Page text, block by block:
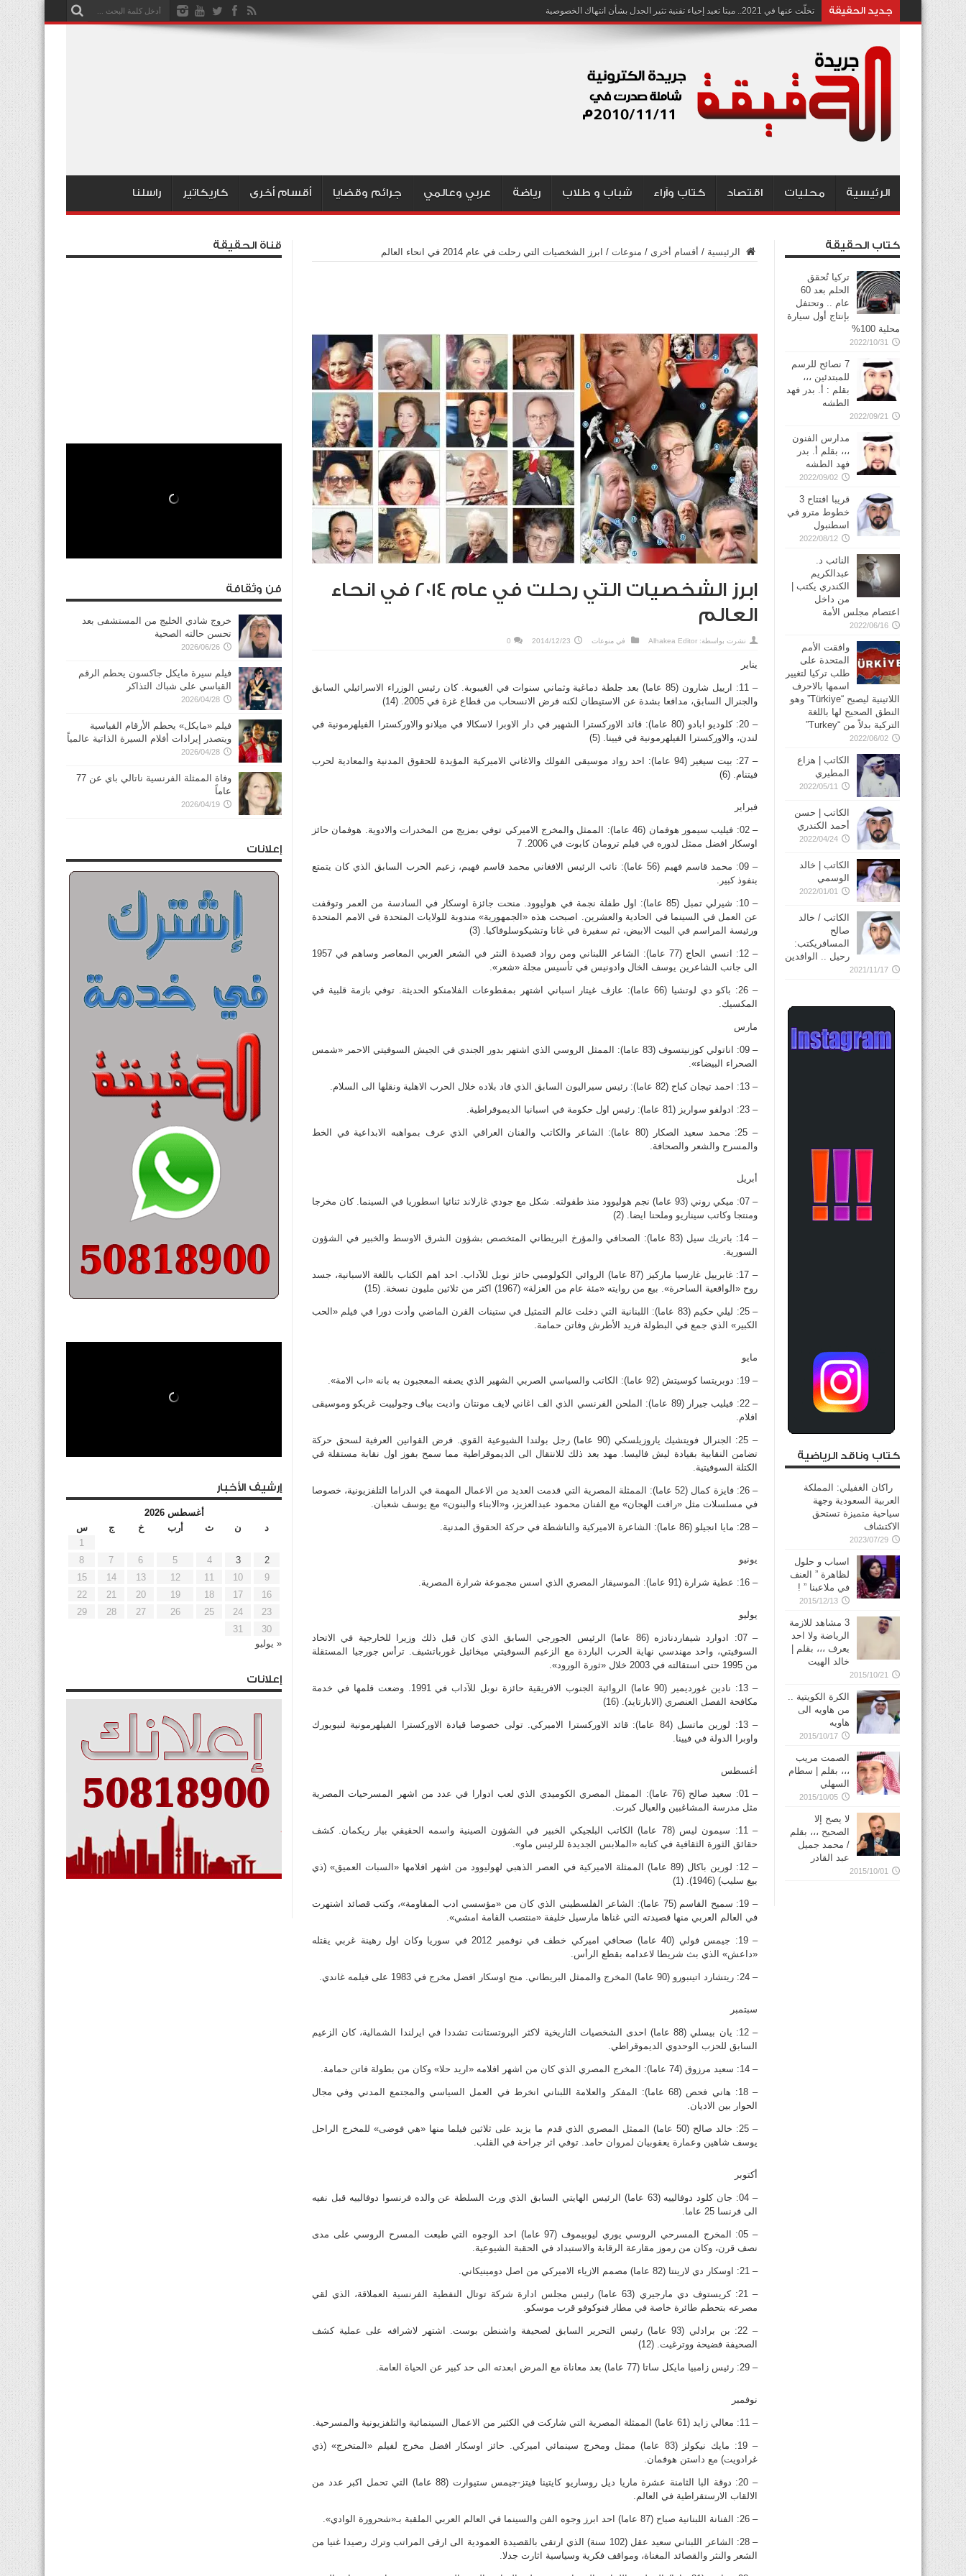
جديد الحقيقة تخلّت عنها في 2021.. ميتا تعيد إحياء تقنية تثير الجدل بشأن انتهاك الخصوصية
الرئيسية محليات اقتصاد كتاب وآراء شباب و طلاب رياضة عربي وعالمي جرائم وقضايا أقسام أخرى كاريكاتير راسلنا
الرئيسية / أقسام أخرى / منوعات / ابرز الشخصيات التي رحلت في عام 2014 في انحاء العالم
ابرز الشخصيات التي رحلت في عام 2014 في انحاء
العالم
نشرت بواسطة: Alhakea Editor في منوعات 2014/12/23
0
يناير
– 11: ارييل شارون (85 عاما) بعد جلطة دماغية وثماني سنوات في الغيبوبة. كان رئيس الوزراء الاسرائيلي السابق
والجنرال السابق، مدافعا بشدة عن الاستيطان لكنه فرض الانسحاب من قطاع غزة في 2005. (14)
– 20: كلوديو ابادو (80 عاما): قائد الاوركسترا الشهير في دار الاوبرا لاسكالا في ميلانو والاوركسترا الفيلهرمونية في
لندن، والاوركسترا الفيلهرمونية في فيينا. (5)
– 27: بيت سيغير (94 عاما): احد رواد موسيقى الفولك والاغاني الاميركية المؤيدة للحقوق المدنية والمعادية لحرب
فيتنام. (6)
فبراير
– 02: فيليب سيمور هوفمان (46 عاما): الممثل والمخرج الاميركي توفي بمزيج من المخدرات والادوية. هوفمان حائز
اوسكار افضل ممثل لدوره في فيلم ترومان كابوت في 2006. 7
– 09: محمد قاسم فهيم (56 عاما): نائب الرئيس الافغاني محمد قاسم فهيم، زعيم الحرب السابق الذي كان يتمتع
بنفوذ كبير.
– 10: شيرلي تمبل (85 عاما): اول طفلة نجمة في هوليوود. منحت جائزة اوسكار في السادسة من العمر وتوقفت
عن العمل في السينما في الحادية والعشرين. اصبحت هذه «الجمهورية» مندوبة للولايات المتحدة في الامم المتحدة
ورئيسة المراسم في البيت الابيض، ثم سفيرة في غانا وتشيكوسلوفاكيا. (3)
– 12: انسي الحاج (77 عاما): الشاعر اللبناني ومن رواد قصيدة النثر في الشعر العربي المعاصر وساهم في 1957
الى جانب الشاعرين يوسف الخال وادونيس في تأسيس مجلة «شعر».
– 26: باكو دي لوتشيا (66 عاما): عازف غيتار اسباني اشتهر بمقطوعات الفلامنكو الحديثة. توفي بازمة قلبية في
المكسيك.
مارس
– 09: اناتولي كوزنيتسوف (83 عاما): الممثل الروسي الذي اشتهر بدور الجندي في الجيش السوفيتي الاحمر «شمس
الصحراء البيضاء».
– 13: احمد تيجان كباح (82 عاما): رئيس سيراليون السابق الذي قاد بلاده خلال الحرب الاهلية ونقلها الى السلام.
– 23: ادولفو سواريز (81 عاما): رئيس اول حكومة في اسبانيا الديموقراطية.
– 25: محمد سعيد الصكار (80 عاما): الشاعر والكاتب والفنان العراقي الذي عرف بمواهبه الابداعية في الخط
والمسرح والشعر والصحافة.
أبريل
– 07: ميكي روني (93 عاما) نجم هوليوود منذ طفولته. شكل مع جودي غارلاند ثنائيا اسطوريا في السينما. كان مخرجا
ومنتجا وكاتب سيناريو وملحنا ايضا. (2)
– 14: باتريك سيل (83 عاما): الصحافي والمؤرخ البريطاني المتخصص بشؤون الشرق الاوسط والخبير في الشؤون
السورية.
– 17: غابرييل غارسيا ماركيز (87 عاما) الروائي الكولومبي حائز نوبل للآداب. احد اهم الكتاب باللغة الاسبانية، جسد
روح «الواقعية الساحرة». بيع من روايته «مئة عام من العزلة» (1967) اكثر من ثلاثين مليون نسخة. (15)
– 25: ليلي حكيم (83 عاما): اللبنانية التي دخلت عالم التمثيل في ستينات القرن الماضي وأدت دورا في فيلم «الحب
الكبير» الذي جمع في البطولة فريد الأطرش وفاتن حمامة.
مايو
– 19: دوبريتسا كوسيتش (92 عاما): الكاتب والسياسي الصربي الشهير الذي يصفه المعجبون به بانه «اب الامة».
– 22: فيليب جيرار (89 عاما): الملحن الفرنسي الذي الف اغاني لايف مونتان واديت بياف وجولييت غريكو وموسيقى
افلام.
– 25: الجنرال فويتشيك ياروزيلسكي (90 عاما) رجل بولندا الشيوعية القوي. فرض القوانين العرفية لسحق حركة
تضامن النقابية بقيادة ليش فاليسا. مهد بعد ذلك للانتقال الى الديموقراطية مما سمح بفوز اول نقابة مستقلة في
الكتلة السوفيتية.
– 26: فايزة كمال (52 عاما): الممثلة المصرية التي قدمت العديد من الاعمال المهمة في الدراما التلفزيونية، خصوصا
في مسلسلات مثل «رافت الهجان» مع الفنان محمود عبدالعزيز، و«الابناء والبنون» مع يوسف شعبان.
– 28: مايا انجيلو (86 عاما): الشاعرة الاميركية والناشطة في حركة الحقوق المدنية.
يونيو
– 16: عطية شرارة (91 عاما): الموسيقار المصري الذي اسس مجموعة شرارة المصرية.
يوليو
– 07: ادوارد شيفاردنادزه (86 عاما) الرئيس الجورجي السابق الذي كان قبل ذلك وزيرا للخارجية في الاتحاد
السوفيتي، واحد مهندسي نهاية الحرب الباردة مع الزعيم السوفيتي ميخائيل غورباتشيف. ترأس جورجيا المستقلة
من 1995 حتى استقالته في 2003 خلال «ثورة الورود».
– 13: نادين غورديمير (90 عاما) الروائية الجنوب الافريقية حائزة نوبل للآداب في 1991. وضعت قلمها في خدمة
مكافحة الفصل العنصري (الابارتايد). (16)
– 13: لورين ماتسل (84 عاما): قائد الاوركسترا الاميركي. تولى خصوصا قيادة الاوركسترا الفيلهرمونية لنيويورك
واوبرا الدولة في فيينا.
أغسطس
– 01: سعيد صالح (76 عاما): الممثل المصري الكوميدي الذي لعب ادوارا في عدد من اشهر المسرحيات المصرية
مثل مدرسة المشاغبين والعيال كبرت.
– 11: سيمون ليس (78 عاما) الكاتب البلجيكي الخبير في الشؤون الصينية واسمه الحقيقي بيار ريكمان. كشف
حقائق الثورة الثقافية في كتابه «الملابس الجديدة للرئيس ماو».
– 12: لورين باكال (89 عاما) الممثلة الاميركية في العصر الذهبي لهوليوود من اشهر افلامها «السبات العميق» (ذي
بيغ سليب) (1946). (1)
– 19: سميح القاسم (75 عاما): الشاعر الفلسطيني الذي كان من «مؤسسي ادب المقاومة»، وكتب قصائد اشتهرت
في العالم العربي منها قصيدته التي غناها مارسيل خليفة «منتصب القامة امشي».
– 19: جيمس فولي (40 عاما) صحافي اميركي خطف في نوفمبر 2012 في سوريا وكان اول رهينة غربي يقتله
«داعش» الذي بث شريطا لاعدامه بقطع الرأس.
– 24: ريتشارد اتينبورو (90 عاما) المخرج والممثل البريطاني. منح اوسكار افضل مخرج في 1983 على فيلمه غاندي.
سبتمبر
– 12: يان بيسلي (88 عاما) احدى الشخصيات التاريخية لاكثر البروتستانت تشددا في ايرلندا الشمالية، كان الزعيم
السابق للحزب الوحدوي الديموقراطي.
– 14: سعيد مرزوق (74 عاما): المخرج المصري الذي كان من اشهر افلامه «اريد حلا» وكان من بطولة فاتن حمامة.
– 18: هاني فحص (68 عاما): المفكر والعلامة اللبناني انخرط في العمل السياسي والمجتمع المدني وفي مجال
الحوار بين الاديان.
– 25: خالد صالح (50 عاما) الممثل المصري الذي قدم ما يزيد على ثلاثين فيلما منها «هي فوضى» للمخرج الراحل
يوسف شاهين وعمارة يعقوبيان لمروان حامد. توفي اثر جراحة في القلب.
أكتوبر
– 04: جان كلود دوفالييه (63 عاما) الرئيس الهايتي السابق الذي ورث السلطة عن والده فرنسوا دوفالييه قبل نفيه
الى فرنسا 25 عاما.
– 05: المخرج المسرحي الروسي يوري ليوبيموف (97 عاما) احد الوجوه التي طبعت المسرح الروسي على مدى
نصف قرن، وكان من رموز مقارعة الرقابة والاستبداد في الحقبة الشيوعية.
– 21: اوسكار دي لارينتا (82 عاما) مصمم الازياء الاميركي من اصل دومينيكاني.
– 21: كريستوف دي مارجيري (63 عاما) رئيس مجلس ادارة شركة توتال النفطية الفرنسية العملاقة، الذي لقي
مصرعه بتحطم طائرة خاصة في مطار فنوكوفو قرب موسكو.
– 22: بن برادلي (93 عاما) رئيس التحرير السابق لصحيفة واشنطن بوست. اشتهر لاشرافه على عملية كشف
الصحيفة فضيحة ووترغيت. (12)
– 29: رئيس زامبيا مايكل ساتا (77 عاما) بعد معاناة مع المرض ابعدته الى حد كبير عن الحياة العامة.
نوفمبر
– 11: معالي زايد (61 عاما) الممثلة المصرية التي شاركت في الكثير من الاعمال السينمائية والتلفزيونية والمسرحية.
– 19: مايك نيكولز (83 عاما) ممثل ومخرج سينمائي اميركي. حائز اوسكار افضل مخرج لفيلم «المتخرج» (ذي
غرادويت) مع داستن هوفمان.
– 20: دوقة البا الثامنة عشرة ماريا ديل روساريو كايتينا فيتز-جيمس ستيوارت (88 عاما) التي تحمل اكبر عدد من
الالقاب الارستقراطية في العالم.
– 26: الفنانة اللبنانية صباح (87 عاما) احد ابرز وجوه الفن والسينما في العالم العربي الملقبة بـ«شحرورة الوادي».
– 28: الشاعر اللبناني سعيد عقل (102 سنة) الذي ارتقى بالقصيدة العمودية الى ارقى المراتب وترك رصيدا غنيا من
الشعر والنثر والقصائد المغناة، ومواقف فكرية وسياسية اثارت جدلا.
كتاب الحقيقة
تركيا تُحقق
الحلم بعد 60
عام .. وتحتفل
بإنتاج أول سيارة
محلية 100%
2022/10/31
7 نصائح للرسم
للمبتدئين ،،،
بقلم : أ. بدر فهد
الطشه
2022/09/21
مدارس الفنون
،،، بقلم أ. بدر
فهد الطشه
2022/09/02
قريبا افتتاح 3
خطوط مترو في
2022/08/12
النائب د.
عبدالكريم
الكندري يكتب |
من داخل
اعتصام مجلس الأمة
2022/06/16
وافقت الأمم
المتحدة على
طلب تركيا لتغيير
اسمها بالاحرف
اللاتينية ليصبح “Türkiye” وهو
النطق الصحيح لها باللغة
التركية بدلاً من “Turkey”
2022/06/02
الكاتب | هزاع
المطيري
2022/05/11
الكاتب | حسن
أحمد الكندري
2022/04/24
الكاتب | خالد
الوسمي
2022/01/01
الكاتب / خالد
صالح
المسافريكتب:
رحيل .. الوافدين
2021/11/17
كتاب وناقد الرياضية
راكان الغفيلي: المملكة
العربية السعودية وجهة
سياحية متميزة تستحق
الاكتشاف
2023/07/29
اسباب و حلول
لظاهرة ” العنف
في ملاعبنا ” !
2015/12/13
3 مشاهد للازمة
الرياضة ولا احد
يعرف ،،، بقلم |
خالد الهيت
2015/10/21
الكرة الكويتية ..
من هاويه الى
هاويه
2015/10/17
الصمت مريب
،،، بقلم | سطام
السهلي
2015/10/05
لا يصح إلا
الصحيح ،،، بقلم
/ محمد جميل
عبد القادر
2015/10/01
قناة الحقيقة
فن وثقافة
خروج شادي الخليج من المستشفى بعد
تحسن حالته الصحية
2026/06/26
فيلم سيرة مايكل جاكسون يحطم الرقم
القياسي على شباك التذاكر
2026/04/28
فيلم «مايكل» يحطم الأرقام القياسية
ويتصدر إيرادات أفلام السيرة الذاتية عالمياً
2026/04/28
وفاة الممثلة الفرنسية ناتالي باي عن 77
عاماً
2026/04/19
إعلانات
إرشيف الأخبار
أغسطس 2026
د
ن ث أرب خ ج
س
1
2
3
4
5
6
7
8
9
10
11
12
13
14
15
16
17
18
19
20
21
22
23
24
25
26
27
28
29
30
31
« يوليو
إعلانات